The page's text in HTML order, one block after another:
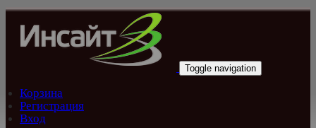
Перейти к основному содержанию
Toggle navigation
Корзина
Регистрация
Вход